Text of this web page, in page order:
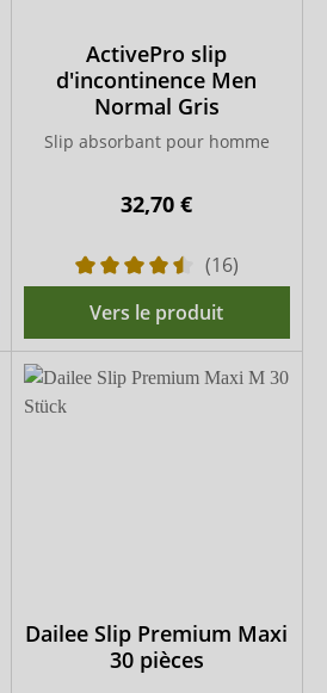
ActivePro slip
d'incontinence Men
Normal Gris
Slip absorbant pour homme
32,70 €
(16)
Vers le produit
Dailee Slip Premium Maxi
30 pièces